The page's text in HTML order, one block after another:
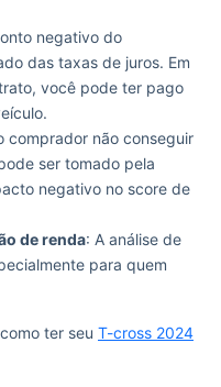
negativo do
das taxas de juros. Em
você pode ter pago
comprador não conseguir
ser tomado pela
negativo no score de
de renda: A análise de
para quem
ter seu T-cross 2024